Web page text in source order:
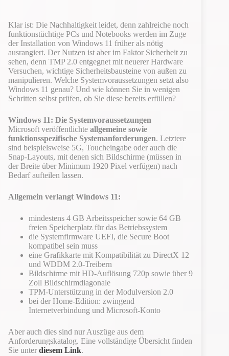
Klar ist: Die Nachhaltigkeit leidet, denn zahlreiche noch
funktionstüchtige PCs und Notebooks werden im Zuge
der Installation von Windows 11 früher als nötig
ausrangiert. Der Nutzen ist aber im Faktor Sicherheit zu
sehen, denn TMP 2.0 entgegnet mit neuerer Hardware
Versuchen, wichtige Sicherheitsbausteine von außen zu
manipulieren. Welche Systemvoraussetzungen setzt also
Windows 11 genau? Und wie können Sie in wenigen
Schritten selbst prüfen, ob Sie diese bereits erfüllen?
Windows 11: Die Systemvoraussetzungen
Microsoft veröffentlichte allgemeine sowie
funktionsspezifische Systemanforderungen. Letztere
sind beispielsweise 5G, Toucheingabe oder auch die
Snap-Layouts, mit denen sich Bildschirme (müssen in
der Breite über Minimum 1920 Pixel verfügen) nach
Bedarf aufteilen lassen.
Allgemein verlangt Windows 11:
mindestens 4 GB Arbeitsspeicher sowie 64 GB
freien Speicherplatz für das Betriebssystem
die Systemfirmware UEFI, die Secure Boot
kompatibel sein muss
eine Grafikkarte mit Kompatibilität zu DirectX 12
und WDDM 2.0-Treibern
Bildschirme mit HD-Auflösung 720p sowie über 9
Zoll Bildschirmdiagonale
TPM-Unterstützung in der Modulversion 2.0
bei der Home-Edition: zwingend
Internetverbindung und Microsoft-Konto
Aber auch dies sind nur Auszüge aus dem
Anforderungskatalog. Eine vollständige Übersicht finden
Sie unter diesem Link.